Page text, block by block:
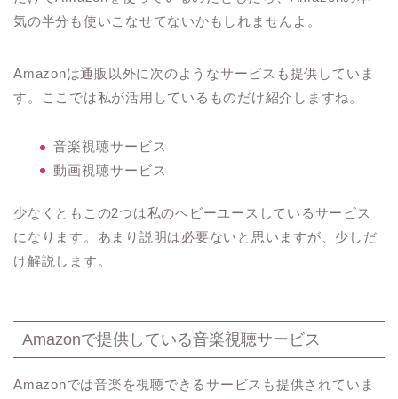
気の半分も使いこなせてないかもしれませんよ。
Amazonは通販以外に次のようなサービスも提供していま
す。ここでは私が活用しているものだけ紹介しますね。
音楽視聴サービス
動画視聴サービス
少なくともこの2つは私のヘビーユースしているサービス
になります。あまり説明は必要ないと思いますが、少しだ
け解説します。
Amazonで提供している音楽視聴サービス
Amazonでは音楽を視聴できるサービスも提供されていま